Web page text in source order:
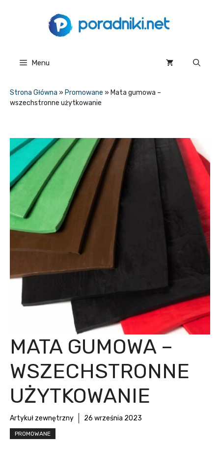
Menu
Strona Główna » Promowane » Mata gumowa –
wszechstronne użytkowanie
MATA GUMOWA –
WSZECHSTRONNE
UŻYTKOWANIE
Artykuł zewnętrzny 26 września 2023
PROMOWANE